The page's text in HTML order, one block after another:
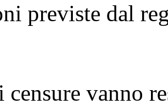
previste dal
vanno